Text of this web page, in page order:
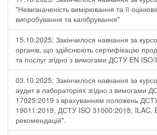
"Невизначеність вимірювання та її
випробування та калібрування"
15.10.2025: Закінчилося навчання за
органів, що здійснюють сертифікацію
та послуг згідно з вимогами ДСТУ EN
03.10.2025: Закінчилося навчання за
аудит в лабораторіях згідно з вимогами
17025:2019 з врахуванням положень
19011:2019, ДСТУ ISO 31000:2018, ILAC,
рекомендацій".